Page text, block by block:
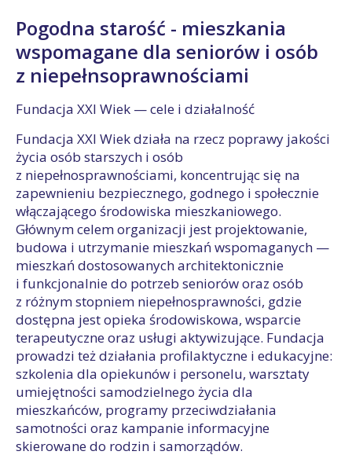
Pogodna starość - mieszkania
wspomagane dla seniorów i osób
z niepełnsoprawnościami
Fundacja XXI Wiek — cele i działalność
Fundacja XXI Wiek działa na rzecz poprawy jakości
życia osób starszych i osób
z niepełnosprawnościami, koncentrując się na
zapewnieniu bezpiecznego, godnego i społecznie
włączającego środowiska mieszkaniowego.
Głównym celem organizacji jest projektowanie,
budowa i utrzymanie mieszkań wspomaganych —
mieszkań dostosowanych architektonicznie
i funkcjonalnie do potrzeb seniorów oraz osób
z różnym stopniem niepełnosprawności, gdzie
dostępna jest opieka środowiskowa, wsparcie
terapeutyczne oraz usługi aktywizujące. Fundacja
prowadzi też działania profilaktyczne i edukacyjne:
szkolenia dla opiekunów i personelu, warsztaty
umiejętności samodzielnego życia dla
mieszkańców, programy przeciwdziałania
samotności oraz kampanie informacyjne
skierowane do rodzin i samorządów.